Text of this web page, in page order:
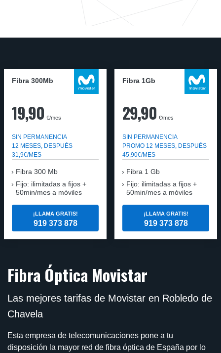
Fibra 300Mb
19,90 €/mes
SIN PERMANENCIA
12 MESES, DESPUÉS
31,9€/MES
Fibra 300 Mb
Fijo: ilimitadas a fijos +
50min/mes a móviles
¡LLAMA GRATIS!
919 373 878
Fibra 1Gb
29,90 €/mes
SIN PERMANENCIA
PROMO 12 MESES, DESPUÉS
45,90€/MES
Fibra 1 Gb
Fijo: ilimitadas a fijos +
50min/mes a móviles
¡LLAMA GRATIS!
919 373 878
Fibra Óptica Movistar
Las mejores tarifas de Movistar en Robledo de
Chavela
Esta empresa de telecomunicaciones pone a tu
disposición la mayor red de fibra óptica de España por lo